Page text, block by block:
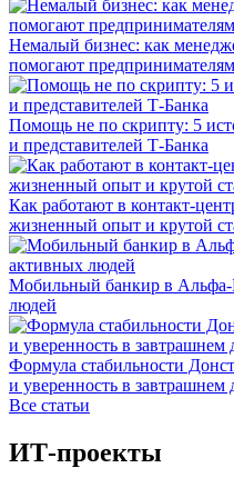
Немалый бизнес: как
помогают
Помощь не по скрипту: 5
и представителей Т-Банка
Как работают в контакт-
жизненный опыт и крутой
Мобильный банкир в Альфа-
людей
Формула стабильности
и уверенность в завтрашнем
Все статьи
ИТ-проекты